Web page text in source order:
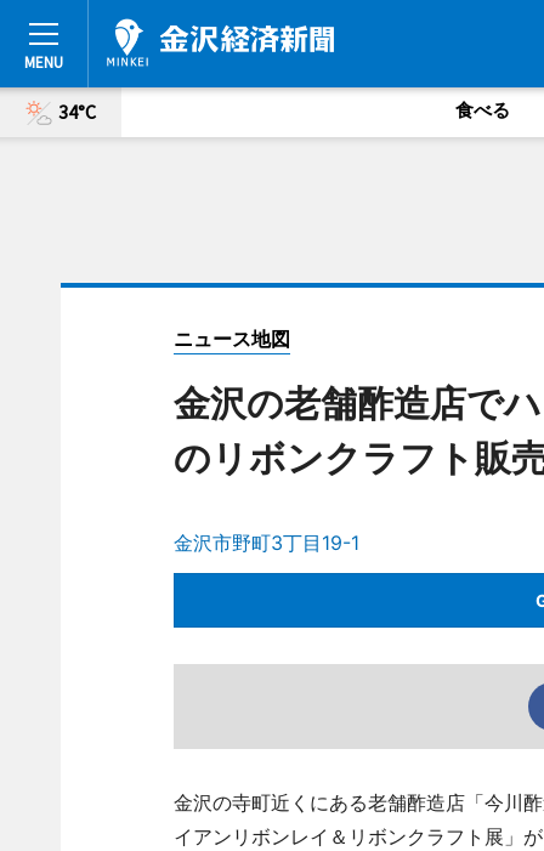
34°C 食べる
ニュース地図
金沢の老舗酢造店で
のリボンクラフト販
金沢市野町3丁目19-1
金沢の寺町近くにある老舗酢造店「今川
イアンリボンレイ＆リボンクラフト展」